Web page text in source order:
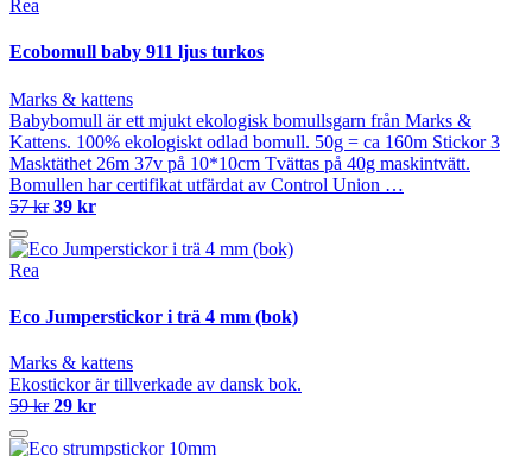
Rea
Ecobomull baby 911 ljus turkos
Marks & kattens
Babybomull är ett mjukt ekologisk bomullsgarn från Marks &
Kattens. 100% ekologiskt odlad bomull. 50g = ca 160m Stickor 3
Masktäthet 26m 37v på 10*10cm Tvättas på 40g maskintvätt.
Bomullen har certifikat utfärdat av Control Union …
57 kr 39 kr
Rea
Eco Jumperstickor i trä 4 mm (bok)
Marks & kattens
Ekostickor är tillverkade av dansk bok.
59 kr 29 kr